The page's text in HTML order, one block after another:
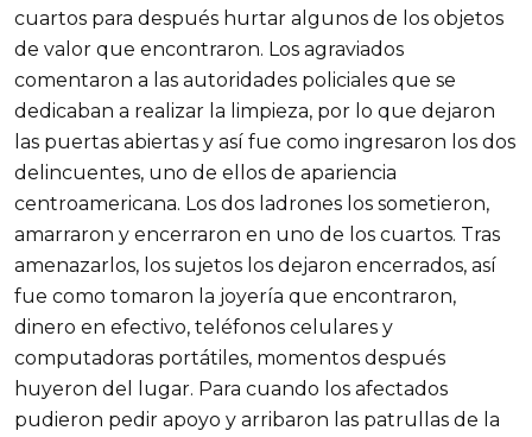
cuartos para después hurtar algunos de los objetos
de valor que encontraron. Los agraviados
comentaron a las autoridades policiales que se
dedicaban a realizar la limpieza, por lo que dejaron
las puertas abiertas y así fue como ingresaron los dos
delincuentes, uno de ellos de apariencia
centroamericana. Los dos ladrones los sometieron,
amarraron y encerraron en uno de los cuartos. Tras
amenazarlos, los sujetos los dejaron encerrados, así
fue como tomaron la joyería que encontraron,
dinero en efectivo, teléfonos celulares y
computadoras portátiles, momentos después
huyeron del lugar. Para cuando los afectados
pudieron pedir apoyo y arribaron las patrullas de la